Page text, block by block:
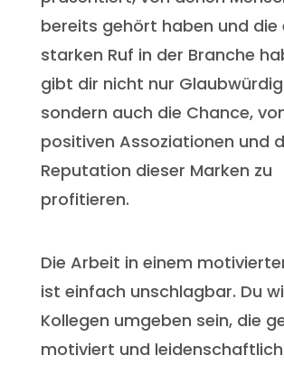
bereits gehört haben und die
starken Ruf in der Branche
gibt dir nicht nur
sondern auch die Chance,
positiven Assoziationen und
Reputation dieser Marken zu
profitieren.
Die Arbeit in einem
ist einfach unschlagbar. Du
Kollegen umgeben sein, die
motiviert und